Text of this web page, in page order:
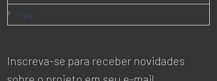
Faq
Inscreva-se para receber novidades